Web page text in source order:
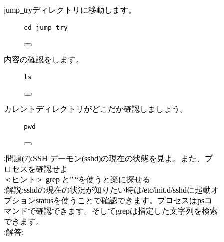
jump_tryディレクトリに移動します。
cd jump_try
内容の確認をします。
ls
カレントディレクトリがどこだか確認しましょう。
pwd
:問題(7):SSH デーモン(sshd)の現在の状態を見よ。また、プ
ロセスを確認せよ
＜ヒント＞ grep と”|“を使うと楽に探せる
:解説:sshdの現在の状況が知りたい時は/etc/init.d/sshdに起動オ
プションstatusを使うことで確認できます。プロセスはpsコ
マンドで確認できます。そしてgrepは指定した文字列を検索
できます。
:解答: